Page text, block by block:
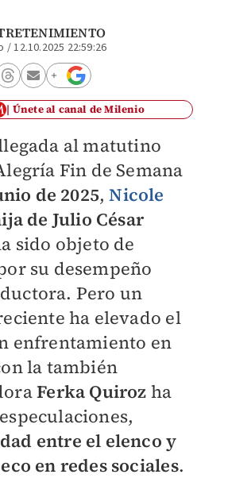
/12.10.2025 22:59:26
Únete al canal de Milenio
al matutino
Fin de Semana
de 2025,Nicole
de Julio César
sido objeto de
su desempeño
Pero un
ha elevado el
enfrentamiento en
la también
Ferka Quiroz ha
entre el elenco y
en redes sociales.